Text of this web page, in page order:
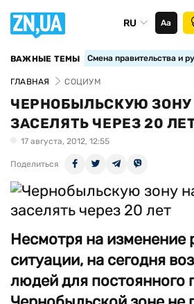
RU Аа
ВАЖНЫЕ ТЕМЫ Смена правительства и
ГЛАВНАЯ СОЦИУМ
ЧЕРНОБЫЛЬСКУЮ ЗОНУ
ЗАСЕЛЯТЬ ЧЕРЕЗ 20
17 августа, 2012, 12:55
Поделиться
Несмотря на изменение
ситуации, на сегодня
людей для постоянного